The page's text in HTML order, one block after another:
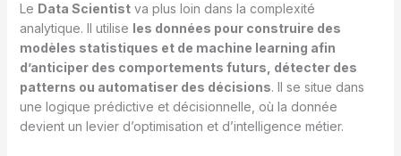
Le Data Scientistva plus loin dans la complexité
analytique. Il utilise les données pour construire des
modèles statistiques et de machine learning afin
d’anticiper des comportements futurs, détecter des
patterns ou automatiser des décisions. Il se situe dans
une logique prédictive et décisionnelle, où la donnée
devient un levier d’optimisation et d’intelligence métier.